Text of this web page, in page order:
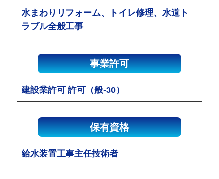
水まわりリフォーム、トイレ修理、水道ト
ラブル全般工事
事業許可
建設業許可 許可（般-30）
保有資格
給水装置工事主任技術者